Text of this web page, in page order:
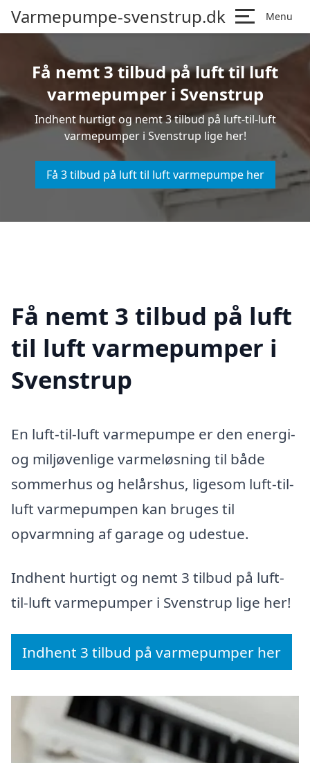
Varmepumpe-svenstrup.dk Menu
Få nemt 3 tilbud på luft til luft
varmepumper i Svenstrup
Indhent hurtigt og nemt 3 tilbud på luft-til-luft
varmepumper i Svenstrup lige her!
Få 3 tilbud på luft til luft varmepumpe her
Få nemt 3 tilbud på luft
til luft varmepumper i
Svenstrup
En luft-til-luft varmepumpe er den energi-
og miljøvenlige varmeløsning til både
sommerhus og helårshus, ligesom luft-til-
luft varmepumpen kan bruges til
opvarmning af garage og udestue.
Indhent hurtigt og nemt 3 tilbud på luft-
til-luft varmepumper i Svenstrup lige her!
Indhent 3 tilbud på varmepumper her